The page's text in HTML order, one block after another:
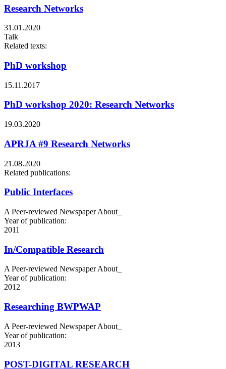
Research Networks
31.01.2020
Talk
Related texts:
PhD workshop
15.11.2017
PhD workshop 2020: Research Networks
19.03.2020
APRJA #9 Research Networks
21.08.2020
Related publications:
Public Interfaces
A Peer-reviewed Newspaper About_
Year of publication:
2011
In/Compatible Research
A Peer-reviewed Newspaper About_
Year of publication:
2012
Researching BWPWAP
A Peer-reviewed Newspaper About_
Year of publication:
2013
POST-DIGITAL RESEARCH